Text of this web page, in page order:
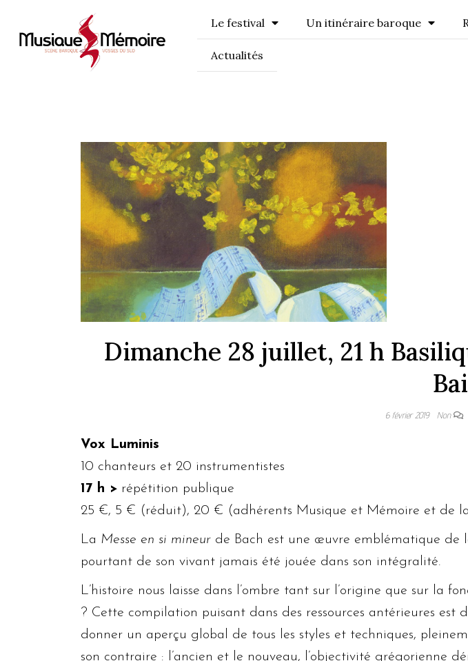
Le festival Un itinéraire baroque
Actualités
Dimanche 28 juillet, 21 h
6 février 2019 Non
Vox Luminis
10 chanteurs et 20 instrumentistes
17 h > répétition publique
25 €, 5 € (réduit), 20 € (adhérents Musique et Mémoire et de
La Messe en si mineur de Bach est une œuvre emblématique de
pourtant de son vivant jamais été jouée dans son intégralité.
L’histoire nous laisse dans l’ombre tant sur l’origine que sur la
? Cette compilation puisant dans des ressources antérieures est
donner un aperçu global de tous les styles et techniques,
son contraire : l’ancien et le nouveau, l’objectivité grégorienne